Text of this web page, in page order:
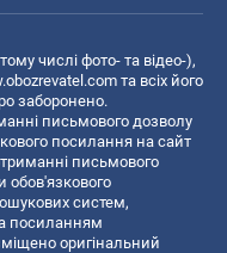
числі фото- та відео-),
та всіх його
заборонено.
письмового дозволу
посилання на сайт
письмового
обов'язкового
систем,
посиланням
оригінальний